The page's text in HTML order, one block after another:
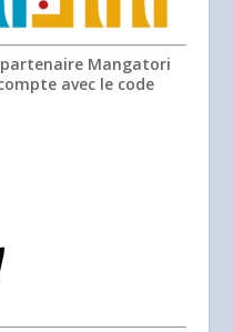
Mangatori
avec le code